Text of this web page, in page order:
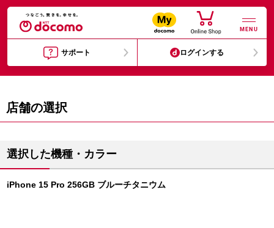
MENU
サポート ログインする
店舗の選択
選択した機種・カラー
iPhone 15 Pro 256GB ブルーチタニウム